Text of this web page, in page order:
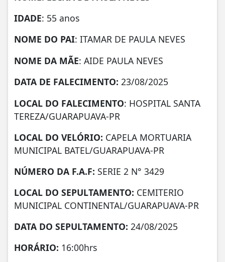
IDADE: 55 anos
NOME DO PAI: ITAMAR DE PAULA NEVES
NOME DA MÃE: AIDE PAULA NEVES
DATA DE FALECIMENTO: 23/08/2025
LOCAL DO FALECIMENTO: HOSPITAL SANTA
TEREZA/GUARAPUAVA-PR
LOCAL DO VELÓRIO: CAPELA MORTUARIA
MUNICIPAL BATEL/GUARAPUAVA-PR
NÚMERO DA F.A.F: SERIE 2 N° 3429
LOCAL DO SEPULTAMENTO: CEMITERIO
MUNICIPAL CONTINENTAL/GUARAPUAVA-PR
DATA DO SEPULTAMENTO: 24/08/2025
HORÁRIO: 16:00hrs